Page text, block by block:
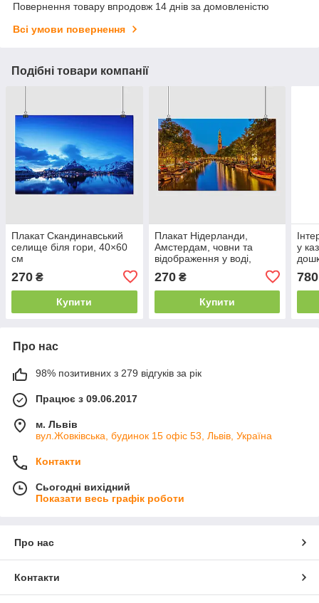
Повернення товару впродовж 14 днів за домовленістю
Всі умови повернення
Подібні товари компанії
Плакат Скандинавський
селище біля гори, 40×60
см
270 ₴
Купити
Плакат Нідерланди,
Амстердам, човни та
відображення у воді,
Amsterdam, Netherlands,
40×60 см
270₴
Купити
у
780
Про нас
98% позитивних з 279 відгуків за рік
Працює з 09.06.2017
м. Львів
вул.Жовківська, будинок 15 офіс 53, Львів, Україна
Контакти
Сьогодні вихідний
Показати весь графік роботи
Про нас
Контакти